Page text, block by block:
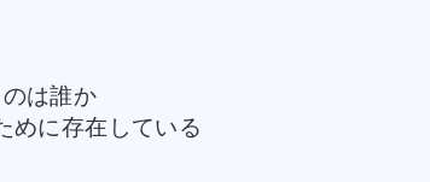
は誰か
めに存在している